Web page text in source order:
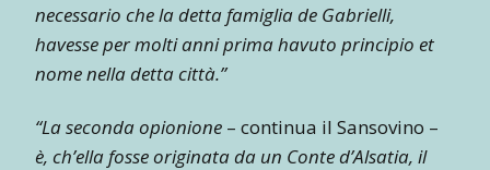
necessario che la detta famiglia de Gabrielli,
havesse per molti anni prima havuto principio et
nome nella detta città.”
“La seconda opionione – continua il Sansovino –
è, ch’ella fosse originata da un Conte d’Alsatia, il